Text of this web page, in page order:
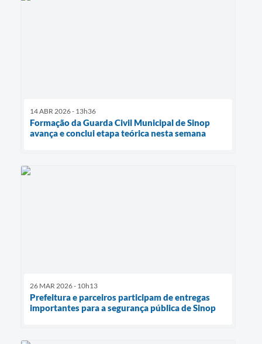
14 ABR 2026 - 13h36
Formação da Guarda Civil Municipal de Sinop
avança e conclui etapa teórica nesta semana
26 MAR 2026 - 10h13
Prefeitura e parceiros participam de entregas
importantes para a segurança pública de Sinop